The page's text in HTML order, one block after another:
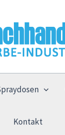
Kontakt